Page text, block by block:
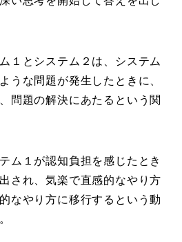
１とシステム２は、システム
うな問題が発生したときに、
問題の解決にあたるという関
ム１が認知負担を感じたとき
され、気楽で直感的なやり方
なやり方に移行するという動